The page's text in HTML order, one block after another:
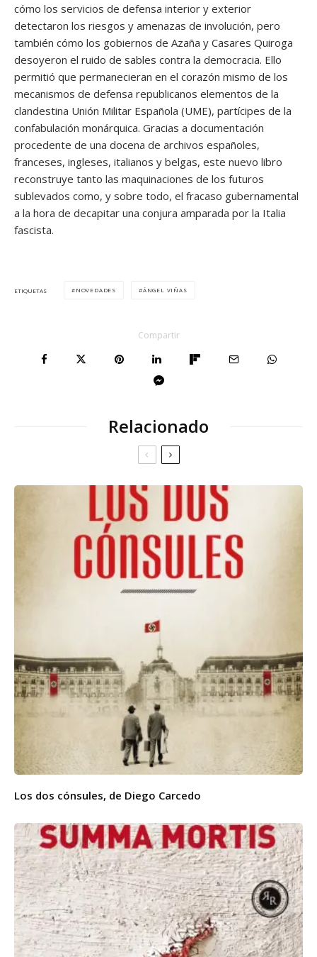
cómo los servicios de defensa interior y exterior
detectaron los riesgos y amenazas de involución, pero
también cómo los gobiernos de Azaña y Casares Quiroga
desoyeron el ruido de sables contra la democracia. Ello
permitió que permanecieran en el corazón mismo de los
mecanismos de defensa republicanos elementos de la
clandestina Unión Militar Española (UME), partícipes de la
confabulación monárquica. Gracias a documentación
procedente de una docena de archivos españoles,
franceses, ingleses, italianos y belgas, este nuevo libro
reconstruye tanto las maquinaciones de los futuros
sublevados como, y sobre todo, el fracaso gubernamental
a la hora de decapitar una conjura amparada por la Italia
fascista.
ETIQUETAS NOVEDADES ÁNGEL VIÑAS
Compartir
Relacionado
Los dos cónsules, de Diego Carcedo